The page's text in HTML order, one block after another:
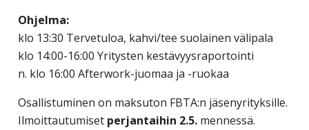
Ohjelma:
klo 13:30 Tervetuloa, kahvi/tee suolainen välipala
klo 14:00-16:00 Yritysten kestävyysraportointi
n. klo 16:00 Afterwork-juomaa ja -ruokaa
Osallistuminen on maksuton FBTA:n jäsenyrityksille.
Ilmoittautumiset perjantaihin 2.5.mennessä.